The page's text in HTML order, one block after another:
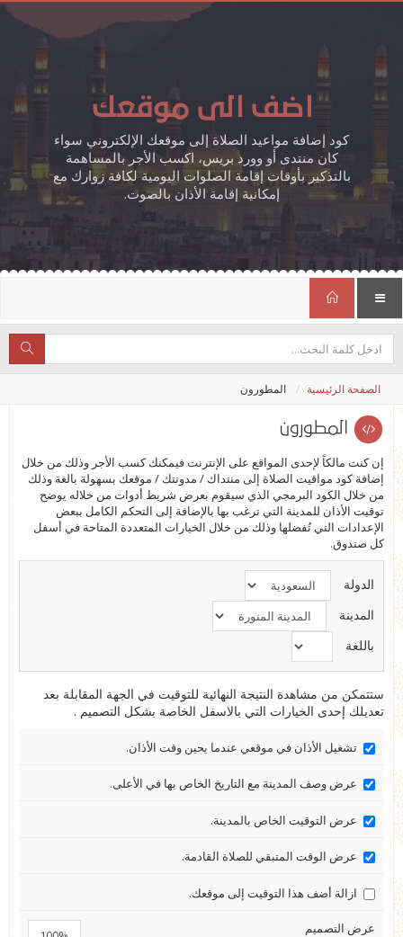
اضف الى موقعك
كود إضافة مواعيد الصلاة إلى موقعك الإلكتروني سواء
كان منتدى أو وورد بريس، اكسب الأجر بالمساهمة
بالتذكير بأوقات إقامة الصلوات اليومية لكافة زوارك مع
إمكانية إقامة الأذان بالصوت.
الصفحة الرئيسية المطورون
المطورون
إن كنت مالكاً لإحدى المواقع على الإنترنت فيمكنك كسب الأجر وذلك من خلال
إضافة كود مواقيت الصلاة إلى منتداك / مدونتك / موقعك بسهولة بالغة وذلك
من خلال الكود البرمجي الذي سيقوم بعرض شريط أدوات من خلاله يوضح
توقيت الأذان للمدينة التي ترغب بها بالإضافة إلى التحكم الكامل ببعض
الإعدادات التي تُفضلها وذلك من خلال الخيارات المتعددة المتاحة في أسفل
كل صندوق.
الدولة
المدينة
باللغة
ستتمكن من مشاهدة النتيجة النهائية للتوقيت في الجهة المقابلة بعد
تعديلك إحدى الخيارات التي بالاسفل الخاصة بشكل التصميم .
تشغيل الأذان في موقعي عندما يحين وقت الأذان.
عرض وصف المدينة مع التاريخ الخاص بها في الأعلى.
عرض التوقيت الخاص بالمدينة.
عرض الوقت المتبقي للصلاة القادمة.
ازالة أضف هذا التوقيت إلى موقعك.
عرض التصميم